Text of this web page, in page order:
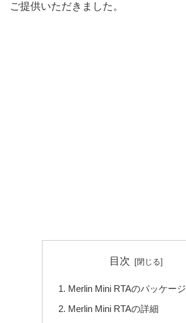
ご提供いただきました。
目次
Merlin Mini RTAのパッケー
Merlin Mini RTAの詳細